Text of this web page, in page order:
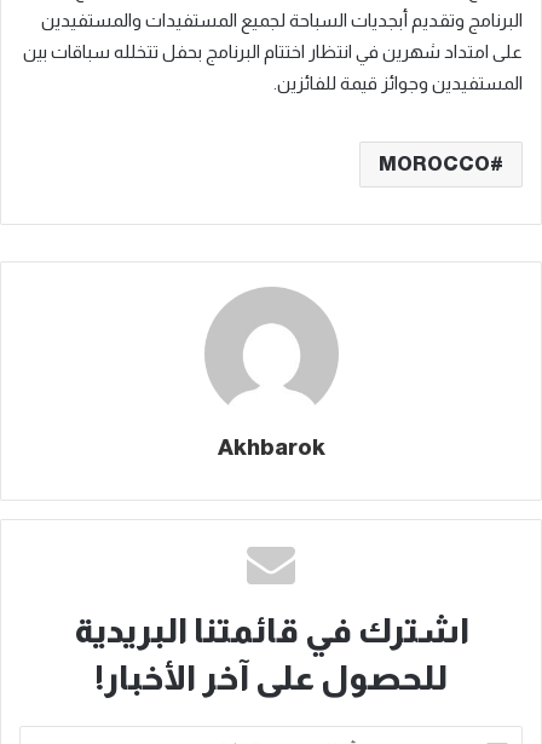
البرنامج وتقديم أبجديات السباحة لجميع المستفيدات والمستفيدين
على امتداد شهرين في انتظار اختتام البرنامج بحفل تتخلله سباقات بين
المستفيدين وجوائز قيمة للفائزين.
MOROCCO
Akhbarok
اشترك في قائمتنا البريدية
للحصول على آخر الأخبار!